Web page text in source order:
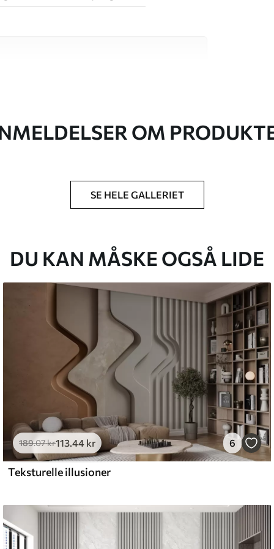
du har angivet, og skæres i identiske
and Stick
.67400.00kr/m²
OM
SE HELE GALLERIET
DU KAN MÅSKE OGSÅ LIDE
189.07kr113 .44 kr 6
Teksturelle illusioner